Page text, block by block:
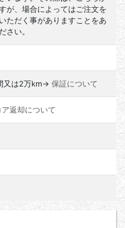
が、場合によってはご注文を
ただく事がありますことをあ
さい。
又は2万km→ 保証について
ア返却について